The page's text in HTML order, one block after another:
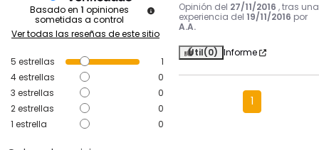
Basado en 1 opiniones
sometidas a control
Ver todas las reseñas de este sitio
5 estrellas
1
4estrellas
0
3 estrellas
0
2estrellas
0
1 estrella 0
Opinión del 27/11/2016 , tras una
experiencia del 19/11/2016 por
A.A.
Útil(0) Informe
1